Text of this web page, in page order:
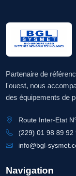
Partenaire de
l'ouest, nous
des équipements de
Route Inter-Etat
(229) 01 98 89 92
info@bgl-
Navigation